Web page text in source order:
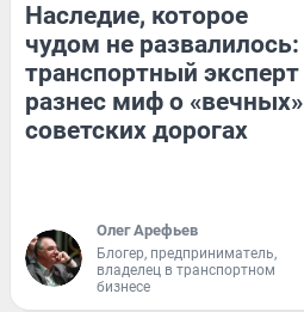
Наследие, которое
чудом не развалилось:
транспортный эксперт
разнес миф о «вечных»
советских дорогах
Олег Арефьев
Блогер, предприниматель,
владелец в транспортном
бизнесе